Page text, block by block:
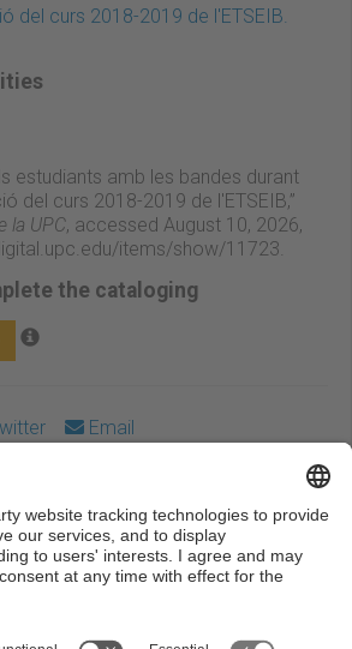
del curs 2018-2019 de l'ETSEIB.
estudiants amb les bandes durant
del curs 2018-2019 de l'ETSEIB,”
la UPC, accessed August 10, 2026,
items/show/11723
the cataloging
Email
noted, content on this work is
Commons license:Attribution-
3.0 Spain